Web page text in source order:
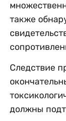
также
Следствие
должны